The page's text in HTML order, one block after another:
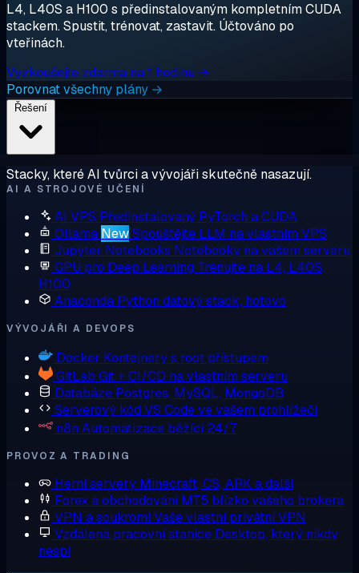
L4, L40S a H100 s předinstalovaným kompletním CUDA
stackem. Spustit, trénovat, zastavit. Účtováno po
vteřinách.
Vyzkoušejte zdarma na 1 hodinu →
Porovnat všechny plány →
Stacky, které AI tvůrci a vývojáři skutečně nasazují.
AI A STROJOVÉ UČENÍ
AI VPS Předinstalovaný PyTorch a CUDA
Ollama NewSpouštějte LLM na vlastním VPS
Jupyter Notebooks Notebooky na vašem serveru
GPU pro Deep Learning Trénujte na L4, L40S,
H100
Anaconda Python datový stack, hotovo
VÝVOJÁŘI A DEVOPS
Docker Kontejnery s root přístupem
GitLab Git + CI/CD na vlastním serveru
Databáze Postgres, MySQL, MongoDB
Serverový kód VS Code ve vašem prohlížeči
n8n Automatizace běžící 24/7
PROVOZ A TRADING
Herní servery Minecraft, CS, ARK a další
Forex a obchodování MT5 blízko vašeho brokera
VPN a soukromíVaše vlastní privátní VPN
Vzdálená pracovní stanice Desktop, který nikdy
nespí